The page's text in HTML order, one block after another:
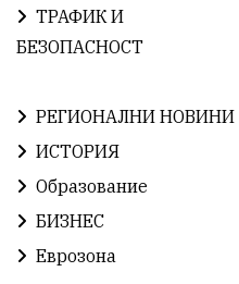
БългарскаГордост
ОтровнатаЯбълка
ТРАФИК И
БЕЗОПАСНОСТ
РЕГИОНАЛНИ НОВИНИ
ИСТОРИЯ
Образование
БИЗНЕС
Еврозона